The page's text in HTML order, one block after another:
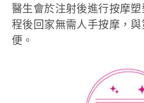
醫生會於注射後進行按摩
程後回家無需人手按摩，
便。